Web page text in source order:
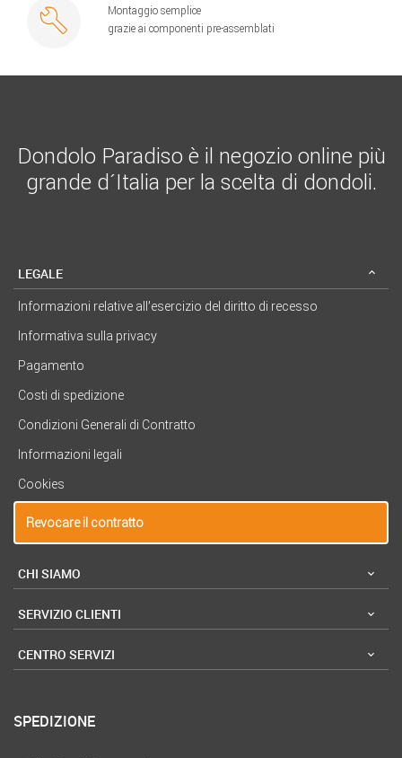
Montaggio semplice
grazie ai componenti pre-assemblati
Dondolo Paradiso è il negozio online più
grande d´Italia per la scelta di dondoli.
LEGALE
Informazioni relative all’esercizio del diritto di recesso
Informativa sulla privacy
Pagamento
Costi di spedizione
Condizioni Generali di Contratto
Informazioni legali
Cookies
Revocare il contratto
CHI SIAMO
SERVIZIO CLIENTI
CENTRO SERVIZI
SPEDIZIONE